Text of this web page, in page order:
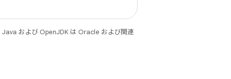
および OpenJDK は Oracle および関連